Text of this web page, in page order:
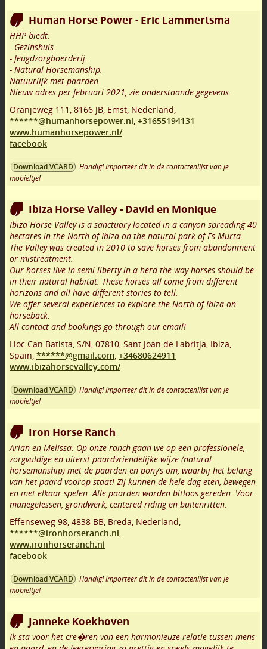
Human Horse Power - Eric Lammertsma
HHP biedt:
- Gezinshuis.
- Jeugdzorgboerderij.
- Natural Horsemanship.
Natuurlijk met paarden.
Nieuw adres per februari 2021, zie onderstaande gegevens.
Oranjeweg 111 , 8166 JB, Emst, Nederland,
******@humanhorsepower.nl, +31655194131
www.humanhorsepower.nl/
facebook
Download VCARD
Handig! Importeer dit in de contactenlijst van je
mobieltje!
Ibiza Horse Valley - David en Monique
Ibiza Horse Valley is a sanctuary located in a canyon spreading 40
hectares in the North of Ibiza on the natural park of Es Murta.
The Valley was created in 2010 to save horses from abandonment
or mistreatment.
Our horses live in semi liberty in a herd the way horses should be
in their natural habitat. These horses all come from different
horizons and all have different stories to tell.
We offer several experiences to explore the North of Ibiza on
horseback.
All contact and bookings go through our email!
Lloc Can Batista, S/N, 07810, Sant Joan de Labritja, Ibiza,
Spain, ******@gmail.com, +34680624911
www.ibizahorsevalley.com/
Download VCARD
Handig! Importeer dit in de contactenlijst van je
mobieltje!
Iron Horse Ranch
Arian en Melissa: Op onze ranch gaan we op een professionele,
zorgvuldige en uiterst paardvriendelijke wijze (natural
horsemanship) met de paarden en pony’s om, waarbij het belang
van het paard voorop staat! Zij kunnen de hele dag eten, bewegen
en met elkaar spelen. Alle paarden worden bitloos gereden. Voor
manegelessen, grondwerk, centered riding en buitenritten.
Effenseweg 98, 4838 BB, Breda, Nederland,
******@ironhorseranch.nl,
www.ironhorseranch.nl
facebook
Download VCARD
Handig! Importeer dit in de contactenlijst van je
mobieltje!
Janneke Koekhoven
Ik sta voor het cre�ren van een harmonieuze relatie tussen mens